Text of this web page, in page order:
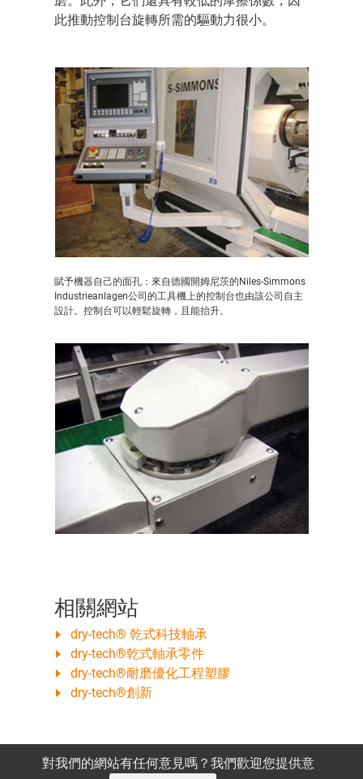
此推動控制台旋轉所需的驅動力很小。
賦予機器自己的面孔：來自德國開姆尼茨的Niles-Simmons
Industrieanlagen公司的工具機上的控制台也由該公司自主
設計。控制台可以輕鬆旋轉，且能抬升。
相關網站
dry-tech® 乾式科技軸承
dry-tech®乾式軸承零件
dry-tech®耐磨優化工程塑膠
dry-tech®創新
對我們的網站有任何意見嗎？我們歡迎您提供意